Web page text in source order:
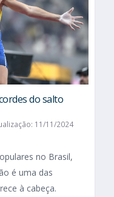
do salto
11/11/2024
no Brasil,
é uma das
à cabeça.